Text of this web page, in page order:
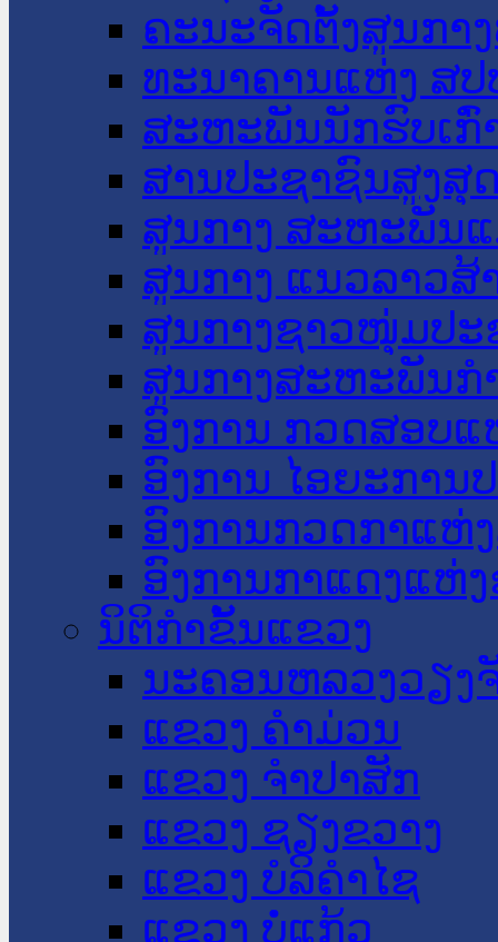
ຄະນະຈັດຕັ້ງສູນກາ
ທະນາຄານແຫ່ງ ສປ
ສະຫະພັນນັກຮົບເກົ່
ສານປະຊາຊົນສູງສຸ
ສູນກາງ ສະຫະພັນ
ສູນກາງ ແນວລາວສ້
ສູນກາງຊາວໜຸ່ມປະ
ສູນກາງສະຫະພັນກ
ອົງການ ກວດສອບແ
ອົງການ ໄອຍະການ
ອົງການກວດກາແຫ່
ອົງການກາແດງແຫ່
ນິຕິກໍາຂັ້ນແຂວງ
ນະ​ຄອນ​ຫລວງວຽງ
ແຂວງ ຄໍາມ່ວນ
ແຂວງ ຈໍາປາສັກ
ແຂວງ ຊຽງຂວາງ
ແຂວງ ບໍລິຄໍາໄຊ
ແຂວງ ບໍ່ແກ້ວ